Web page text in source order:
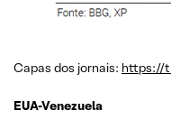
Capas dos jornais: https://
EUA-Venezuela